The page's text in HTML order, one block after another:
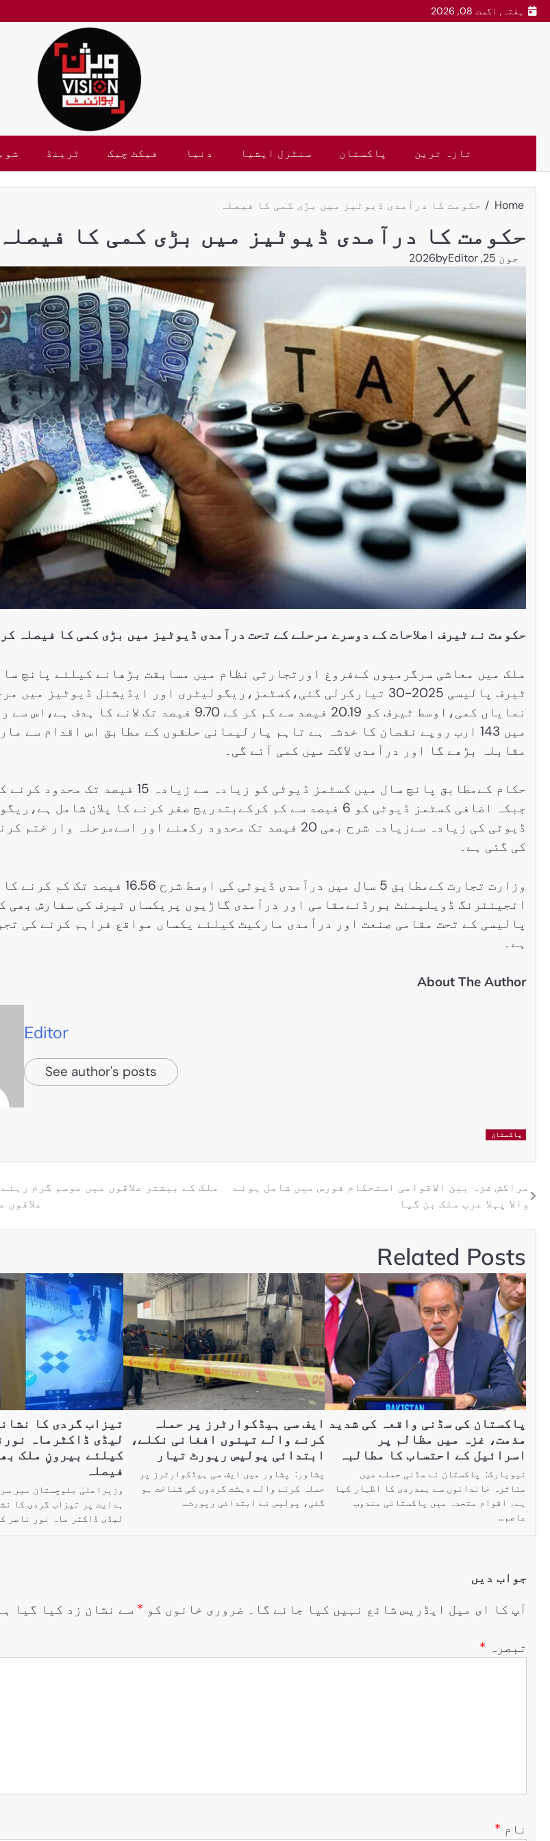
ہفتہ, اگست 08, 2026
تازہ ترین پاکستان سنٹرل ایشیا دنیا فیکٹ چیک ٹرینڈ
Home حکومت کا درآمدی ڈیوٹیز میں بڑی کمی کا فیصلہ
حکومت کا درآمدی ڈیوٹیز میں بڑی کمی کا فیصلہ
جون 25, 2026 byEditor
حکومت نے ٹیرف اصلاحات کے دوسرے مرحلے کے تحت درآمدی ڈیوٹیز میں بڑی کمی کا فیصلہ
ملک میں معاشی سرگرمیوں کےفروغ اورتجارتی نظام میں مسابقت بڑھانے کیلئے پانچ
ٹیرف پالیسی 2025-30 تیارکرلی گئی،کسٹمز،ریگولیٹری اور ایڈیشنل ڈیوٹیز میں
نمایاں کمی،اوسط ٹیرف کو 20.19 فیصد سے کم کر کے 9.70 فیصد تک لانے
میں 143 ارب روپے نقصان کا خدشہ ہے تاہم پارلیمانی حلقوں کے مطابق اس اقدام سے
مقابلہ بڑھے گا اور درآمدی لاگت میں کمی آئے گی۔
حکام کےمطابق پانچ سال میں کسٹمز ڈیوٹی کو زیادہ سے زیادہ
جبکہ اضافی کسٹمز ڈیوٹی کو 6 فیصد سے کم کرکےبتدریج صفر کرنے کا پلان شامل
ڈیوٹی کی زیادہ سےزیادہ شرح بھی 20 فیصد تک محدود رکھنے اور اسےمرحلہ وار
کی گئی ہے۔
وزارت تجارت کےمطابق 5 سال میں درآمدی ڈیوٹی کی اوسط شرح
انجینئرنگ ڈویلپمنٹ بورڈنےمقامی اور درآمدی گاڑیوں پریکساں ٹیرف کی سفارش بھی
پالیسی کے تحت مقامی صنعت اور درآمدی مارکیٹ کیلئے یکساں مواقع فراہم کرنے کی
ہے۔
About The Author
Editor
See author's posts
پاکستان
مراکش غزہ بین الاقوامی استحکام فورس میں شامل ہونے
والا پہلا عرب ملک بن گیا
ملک کے بیشتر علاقوں میں موسم گرم
Related Posts
پاکستان کی سڈنی واقعہ کی شدید
مذمت، غزہ میں مظالم پر
اسرائیل کے احتساب کا مطالبہ
نیویارک: پاکستان نے سڈنی حملے میں
متاثرہ خاندانوں سے ہمدردی کا اظہار کیا
ہے۔ اقوام متحدہ میں پاکستانی مندوب
عاصم…
ایف سی ہیڈکوارٹرز پر حملہ
کرنے والے تینوں افغانی نکلے،
ابتدائی پولیس رپورٹ تیار
پشاور: پشاور میں ایف سی ہیڈکوارٹرز پر
حملہ کرنے والے دہشت گردوں کی شناخت ہو
گئی، پولیس نے ابتدائی رپورٹ…
تیزاب گردی کا
لیڈی ڈاکٹرماہ
کیلئے بیرونِ ملک
فیصلہ
وزیراعلیٰ بلوچستان میر
ہدایت پر تیزاب گردی کا
لیڈی ڈاکٹر ماہ نور ناصر
جواب دیں
آپ کا ای میل ایڈریس شائع نہیں کیا جائے گا۔ ضروری خانوں کو * سے نشان زد کیا گیا
تبصرہ *
نام *
سنٹرل ایشیا
پاکستان تاجکستان
ٹرانزٹ اور علاقائی روابط
بڑھانے پر اتفاق
Editor اپریل 29, 2026
سنٹرل ایشیا
اورتاجکستان کے
تجارت،سرمایہ
اورعلاقائی روابط
اتفاق
Editor جولائی 25, 2026